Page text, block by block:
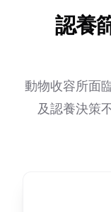
認養
動物收容所面
及認養決策